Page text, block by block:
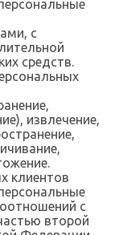
с
средств.
извлечение,
клиентов
с
второй